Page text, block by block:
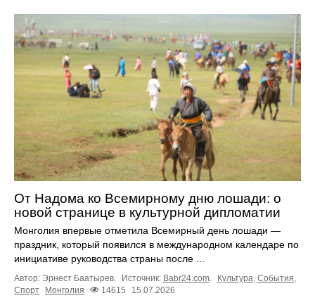
От Надома ко Всемирному дню лошади: о
новой странице в культурной дипломатии
Монголия впервые отметила Всемирный день лошади —
праздник, который появился в международном календаре по
инициативе руководства страны после ...
Автор: Эрнест Баатырев. Источник: Babr24.com Культура События
Спорт
Монголия 14615 15.07.2026